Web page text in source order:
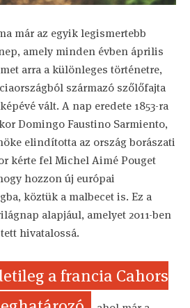
már az egyik legismertebb
amely minden évben április
arra a különleges történetre,
származó szőlőfajta
vált. A nap eredete 1853-ra
Domingo Faustino Sarmiento,
elindította az ország borászati
kérte fel Michel Aimé Pouget
hozzon új európai
köztük a malbecet is. Ez a
alapjául, amelyet 2011-ben
hivatalossá.
a francia Cahors